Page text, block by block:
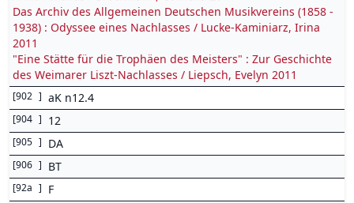
Das Archiv des Allgemeinen Deutschen Musikvereins (1858 -
1938) : Odyssee eines Nachlasses / Lucke-Kaminiarz, Irina
2011
"Eine Stätte für die Trophäen des Meisters" : Zur Geschichte
des Weimarer Liszt-Nachlasses / Liepsch, Evelyn 2011
[902 ] aK n12.4
[904 ] 12
[905 ] DA
[906 ] BT
[92a ] F